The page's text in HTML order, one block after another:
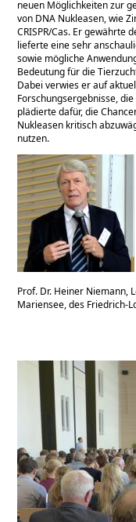
neuen Möglichkeiten zur
von DNA Nukleasen, wie
CRISPR/Cas. Er gewährte
lieferte eine sehr
sowie mögliche
Bedeutung für die
Dabei verwies er auf
Forschungsergebnisse,
plädierte dafür, die
Nukleasen kritisch
nutzen.
Prof. Dr. Heiner Niemann,
Mariensee, des Friedrich-